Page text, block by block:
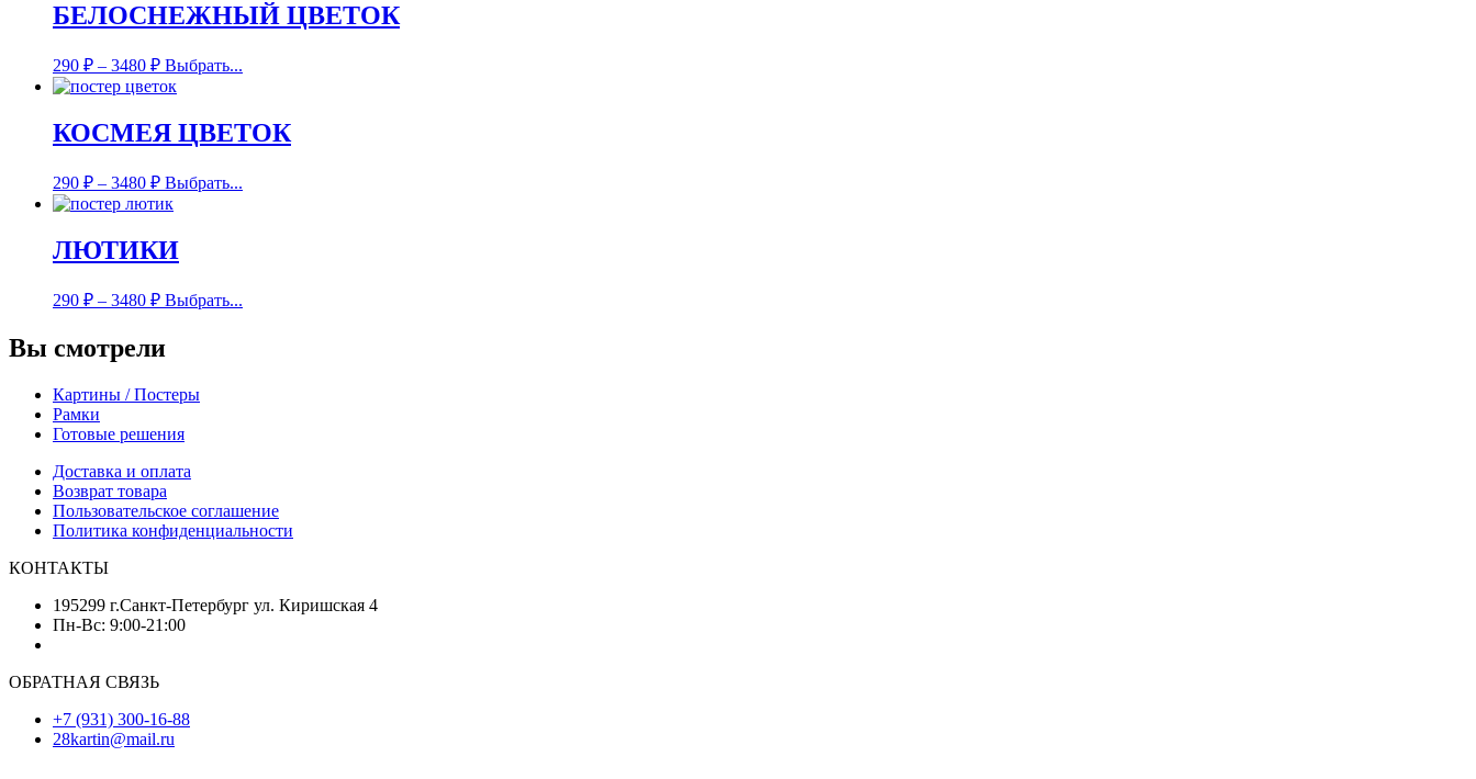
БЕЛОСНЕЖНЫЙ ЦВЕТОК
290 ₽ – 3480 ₽ Выбрать...
КОСМЕЯ ЦВЕТОК
290 ₽ – 3480 ₽ Выбрать...
ЛЮТИКИ
290 ₽ – 3480 ₽ Выбрать...
Вы смотрели
Картины / Постеры
Рамки
Готовые решения
Доставка и оплата
Возврат товара
Пользовательское соглашение
Политика конфиденциальности
КОНТАКТЫ
195299 г.Санкт-Петербург ул. Киришская 4
Пн-Вс: 9:00-21:00
ОБРАТНАЯ СВЯЗЬ
+7 (931) 300-16-88
28kartin@mail.ru